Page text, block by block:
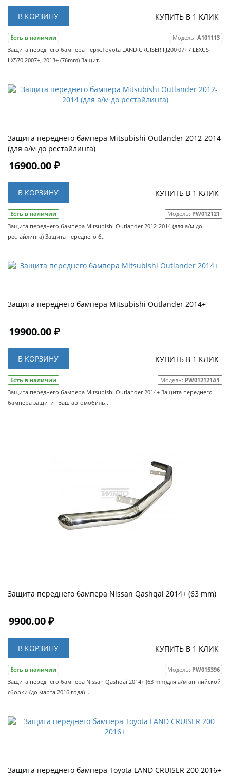
В КОРЗИНУ КУПИТЬ В 1 КЛИК
Есть в наличии Модель: A101113
Защита переднего бампера нерж.Toyota LAND CRUISER FJ200 07+ / LEXUS
LX570 2007+, 2013+ (76mm) Защит..
Защита переднего бампера Mitsubishi Outlander 2012-2014
(для а/м до рестайлинга)
16900.00 ₽
В КОРЗИНУ КУПИТЬ В 1 КЛИК
Есть в наличии Модель: PW012121
Защита переднего бампера Mitsubishi Outlander 2012-2014 (для а/м до
рестайлинга) Защита переднего б..
Защита переднего бампера Mitsubishi Outlander 2014+
19900.00 ₽
В КОРЗИНУ КУПИТЬ В 1 КЛИК
Есть в наличии Модель: PW012121A1
Защита переднего бампера Mitsubishi Outlander 2014+ Защита переднего
бампера защитит Ваш автомобиль..
Защита переднего бампера Nissan Qashqai 2014+ (63 mm)
9900.00 ₽
В КОРЗИНУ КУПИТЬ В 1 КЛИК
Есть в наличии Модель: PW015396
Защита переднего бампера Nissan Qashqai 2014+ (63 mm)для а/м английской
сборки (до марта 2016 года) ..
Защита переднего бампера Toyota LAND CRUISER 200 2016+